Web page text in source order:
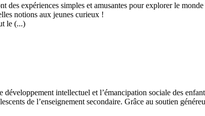
des expériences simples et amusantes pour explorer le
notions aux jeunes curieux !
le (...)
intellectuel et l’émancipation sociale des
de l’enseignement secondaire. Grâce au soutien